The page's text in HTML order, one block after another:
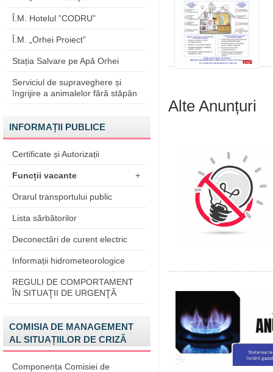
Î.M. Hotelul ”CODRU”
Î.M. „Orhei Proiect”
Stația Salvare pe Apă Orhei
Serviciul de supraveghere și
îngrijire a animalelor fără stăpân
INFORMAȚII PUBLICE
Certificate și Autorizații
Funcții vacante +
Orarul transportului public
Lista sărbătorilor
Deconectări de curent electric
Informații hidrometeorologice
REGULI DE COMPORTAMENT
ÎN SITUAŢII DE URGENŢĂ
COMISIA DE MANAGEMENT
AL SITUAȚIILOR DE CRIZĂ
Componența Comisiei de
Alte Anunțuri